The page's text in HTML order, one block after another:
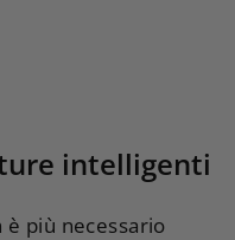
intelligenti
è più necessario